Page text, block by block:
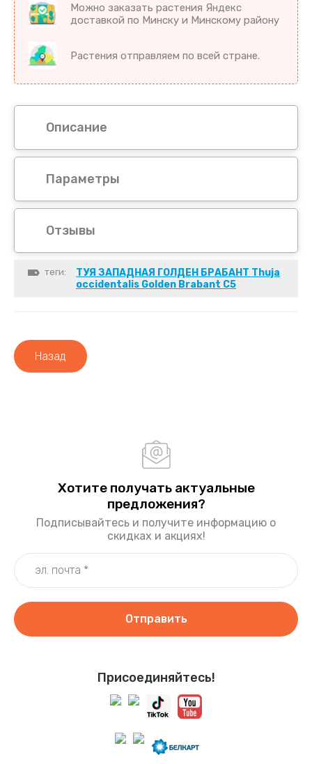
Можно заказать растения Яндекс
доставкой по Минску и Минскому району
Растения отправляем по всей стране.
Описание
Параметры
Отзывы
теги:
ТУЯ ЗАПАДНАЯ ГОЛДЕН БРАБАНТ Thuja
occidentalis Golden Brabant С5
Назад
Присоединяйтесь!
Хотите получать актуальные
предложения?
Подписывайтесь и получите информацию о
скидках и акциях!
Отправить